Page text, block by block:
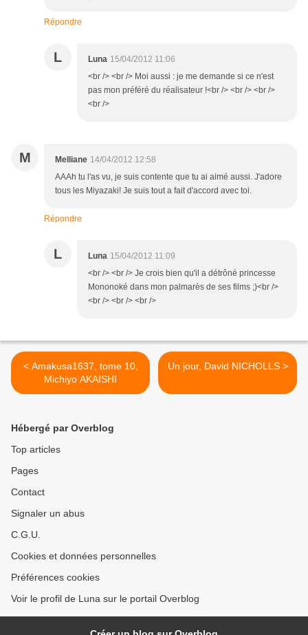
Répondre
L Luna 15/04/2012 11:06
<br /> <br /> Moi aussi : je me demande si ce n'est
pas mon préféré du réalisateur !<br /> <br /> <br />
<br />
M Melliane 14/04/2012 12:58
AAAh tu l'as vu, je suis contente que tu ai aimé aussi. J'adore
tous les Miyazaki! Je suis tout a fait d'accord avec toi.
Répondre
L Luna 15/04/2012 11:09
<br /> <br /> Je crois bien qu'il a détrôné princesse
Mononoké dans mon palmarès de ses films ;)<br />
<br /> <br /> <br />
< Amakusa1637, tome 10,
Michiyo AKAISHI
Un jour, David NICHOLLS >
Hébergé par Overblog
Top articles
Pages
Contact
Signaler un abus
C.G.U.
Cookies et données personnelles
Préférences cookies
Voir le profil de Luna sur le portail Overblog